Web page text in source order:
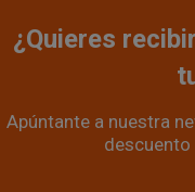
¿Quieres
Apúntante a nuestra
descuento